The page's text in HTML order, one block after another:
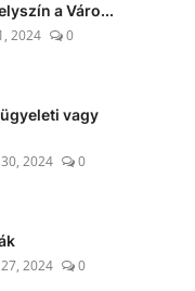
a Váro...
2024 0
vagy
2024 0
2024 0